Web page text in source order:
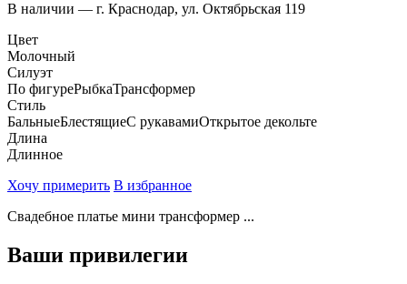
В наличии — г. Краснодар, ул. Октябрьская 119
Цвет
Молочный
Силуэт
По фигуреРыбкаТрансформер
Стиль
БальныеБлестящиеС рукавамиОткрытое декольте
Длина
Длинное
Хочу примерить В избранное
Свадебное платье мини трансформер ...
Ваши привилегии